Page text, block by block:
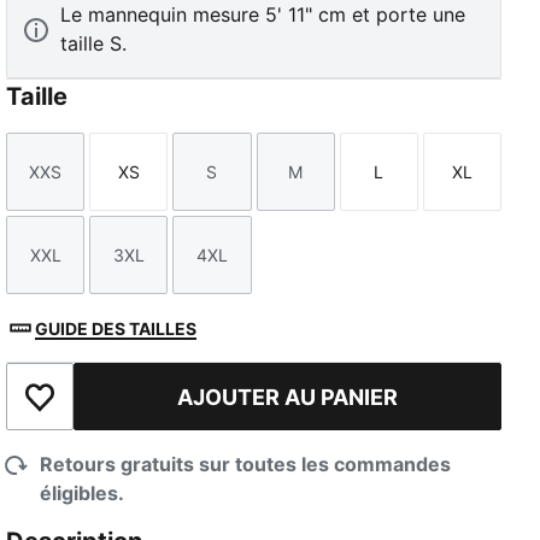
Le mannequin mesure 5' 11" cm et porte une
taille S.
Taille
Taille
XXS
Taille
XS
Taille
S
Taille
M
Taille
L
Taille
XL
Taille
XXL
Taille
3XL
Taille
4XL
GUIDE DES TAILLES
Ajouter à la liste de souhaits
AJOUTER AU PANIER
Retours gratuits sur toutes les commandes
éligibles.